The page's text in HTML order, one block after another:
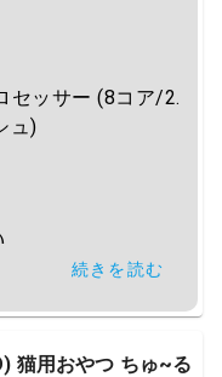
セッサー (8コア/2.
ュ)
続きを読む
猫用おやつ ちゅ~る